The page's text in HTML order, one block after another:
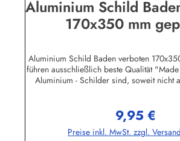
Aluminium Schild
170x350 mm
Aluminium Schild Baden verboten
führen ausschließlich beste Qualität
Aluminium - Schilder sind, soweit nicht
waagerechte Linien zu erkennen. Es
um ein technisches Problem bei den Bild-
Schildern selbst sind diese Linien
Regulärer Preis:
9,95 €
Preise inkl. MwSt. zzgl.